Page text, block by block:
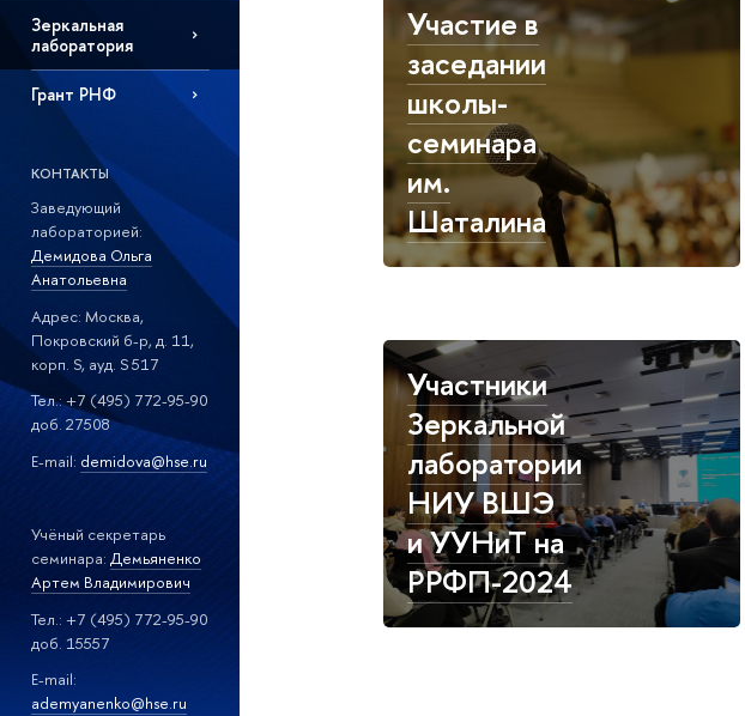
Зеркальная
лаборатория
Грант РНФ
КОНТАКТЫ
Заведующий
лабораторией:
Демидова Ольга
Анатольевна
Адрес: Москва,
Покровский б-р, д. 11,
корп. S, ауд. S 517
Тел.: +7 (495) 772-95-90
доб. 27508
E-mail: demidova@hse.ru
Учёный секретарь
семинара: Демьяненко
Артем Владимирович
Тел.: +7 (495) 772-95-90
доб. 15557
E-mail:
ademyanenko@hse.ru
Участие в
заседании
школы-
семинара
им.
Шаталина
Участники
Зеркальной
лаборатории
НИУ ВШЭ
и УУНиТ на
РРФП-2024